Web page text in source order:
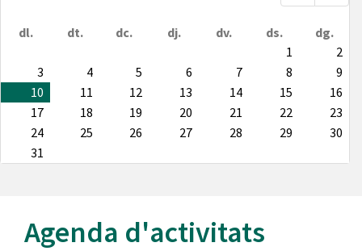
dl. dt. dc. dj. dv. ds.
dg.
1
2
3
4 5 6 7 8
9
10
11 12 13 14 15
16
17
18 19 20 21 22
23
24
25 26 27 28 29
30
31
Agenda d'activitats